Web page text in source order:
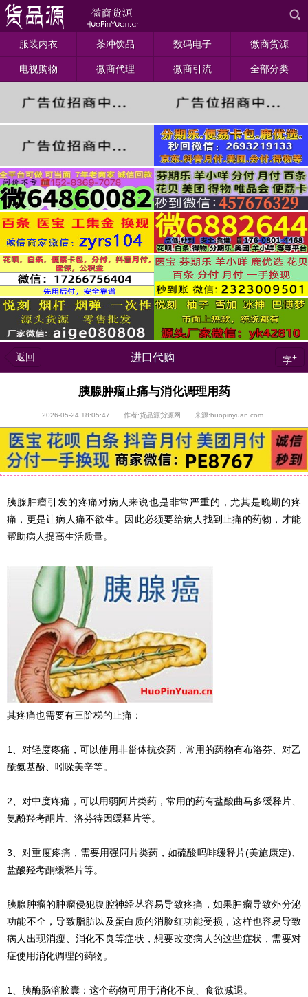
服装内衣 茶冲饮品 数码电子 微商货源
电视购物 微商代理 微商引流 全部分类
返回 进口代购 字+
胰腺肿瘤止痛与消化调理用药
2026-05-24 18:05:47 作者:货品源货源网 来源:huopinyuan.com
胰腺肿瘤引发的疼痛对病人来说也是非常严重的，尤其是晚期的疼
痛，更是让病人痛不欲生。因此必须要给病人找到止痛的药物，才能
帮助病人提高生活质量。
其疼痛也需要有三阶梯的止痛：
1、对轻度疼痛，可以使用非甾体抗炎药，常用的药物有布洛芬、对乙
酰氨基酚、吲哚美辛等。
2、对中度疼痛，可以用弱阿片类药，常用的药有盐酸曲马多缓释片、
氨酚羟考酮片、洛芬待因缓释片等。
3、对重度疼痛，需要用强阿片类药，如硫酸吗啡缓释片(美施康定)、
盐酸羟考酮缓释片等。
胰腺肿瘤的肿瘤侵犯腹腔神经丛容易导致疼痛，如果肿瘤导致外分泌
功能不全，导致脂肪以及蛋白质的消脸红功能受损，这样也容易导致
病人出现消瘦、消化不良等症状，想要改变病人的这些症状，需要对
症使用消化调理的药物。
1、胰酶肠溶胶囊：这个药物可用于消化不良、食欲减退。